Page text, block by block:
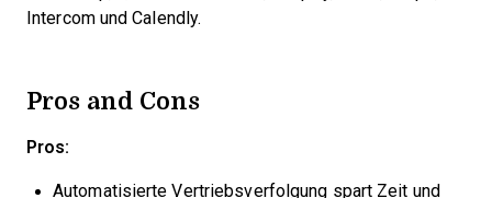
Intercom und Calendly.
Pros and Cons
Pros:
Automatisierte Vertriebsverfolgung spart Zeit und